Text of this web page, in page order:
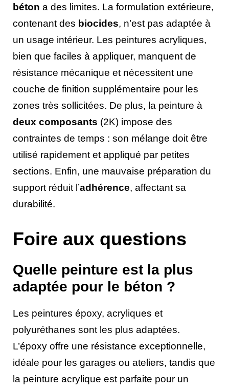
béton a des limites. La formulation extérieure,
contenant des biocides, n’est pas adaptée à
un usage intérieur. Les peintures acryliques,
bien que faciles à appliquer, manquent de
résistance mécanique et nécessitent une
couche de finition supplémentaire pour les
zones très sollicitées. De plus, la peinture à
deux composants (2K) impose des
contraintes de temps : son mélange doit être
utilisé rapidement et appliqué par petites
sections. Enfin, une mauvaise préparation du
support réduit l’adhérence, affectant sa
durabilité.
Foire aux questions
Quelle peinture est la plus
adaptée pour le béton ?
Les peintures époxy, acryliques et
polyuréthanes sont les plus adaptées.
L’époxy offre une résistance exceptionnelle,
idéale pour les garages ou ateliers, tandis que
la peinture acrylique est parfaite pour un